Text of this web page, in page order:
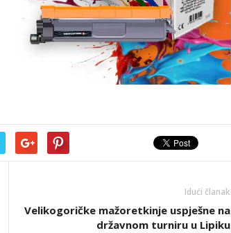
Idući članak
Velikogoričke mažoretkinje uspješne na
državnom turniru u Lipiku